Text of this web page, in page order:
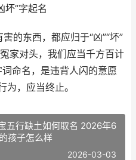
坏”字起名
的东西，都应归于“凶”“坏”
家对头，我们应当千方百计
命名，是违背人闪的意愿
为，应当终止。
五行缺土如何取名 2026年6
孩子怎么样
2026-03-03